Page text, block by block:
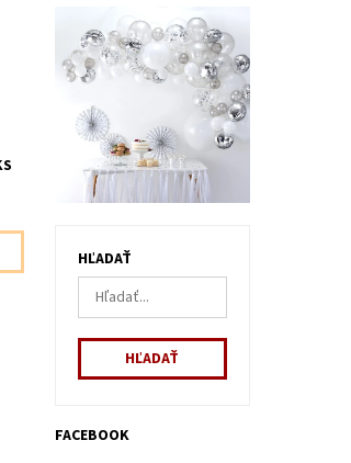
HĽADAŤ
FACEBOOK